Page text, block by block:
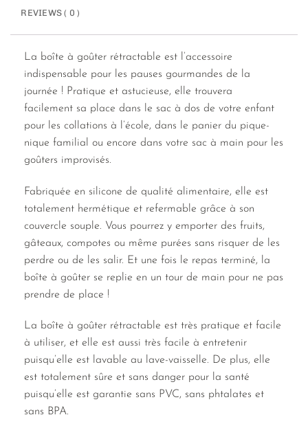
REVIEWS ( 0 )
La boîte à goûter rétractable est l’accessoire
indispensable pour les pauses gourmandes de la
journée ! Pratique et astucieuse, elle trouvera
facilement sa place dans le sac à dos de votre enfant
pour les collations à l’école, dans le panier du pique-
nique familial ou encore dans votre sac à main pour les
goûters improvisés.
Fabriquée en silicone de qualité alimentaire, elle est
totalement hermétique et refermable grâce à son
couvercle souple. Vous pourrez y emporter des fruits,
gâteaux, compotes ou même purées sans risquer de les
perdre ou de les salir. Et une fois le repas terminé, la
boîte à goûter se replie en un tour de main pour ne pas
prendre de place !
La boîte à goûter rétractable est très pratique et facile
à utiliser, et elle est aussi très facile à entretenir
puisqu’elle est lavable au lave-vaisselle. De plus, elle
est totalement sûre et sans danger pour la santé
puisqu’elle est garantie sans PVC, sans phtalates et
sans BPA.